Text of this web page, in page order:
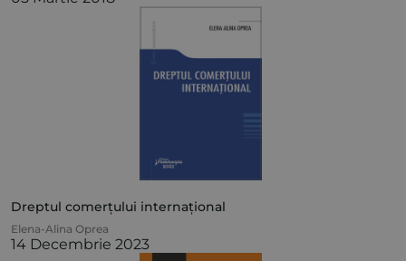
Dreptul comerțului internațional
Elena-Alina Oprea
14 Decembrie 2023